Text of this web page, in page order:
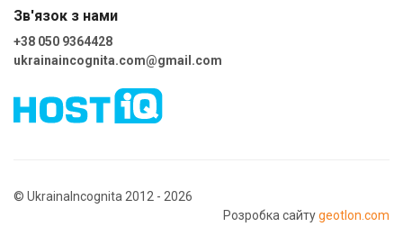
Зв'язок з нами
+38 050 9364428
ukrainaincognita.com@gmail.com
© UkrainaIncognita 2012 - 2026
Розробка сайтуgeotlon.com